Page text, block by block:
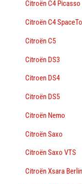
Citroën C4 Picasso
Citroën C4
Citroën C5
Citroën DS3
Citroen DS4
Citroën DS5
Citroën Nemo
Citroën Saxo
Citroën Saxo VTS
Citroën Xsara